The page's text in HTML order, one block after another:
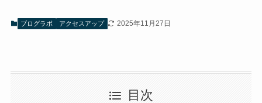
ブログラボ アクセスアップ 2025年11月27日
目次